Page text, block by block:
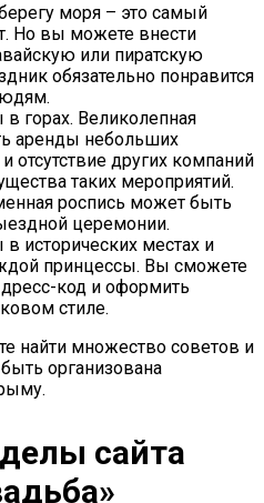
моря – это самый
Но вы можете внести
или пиратскую
обязательно понравится
горах. Великолепная
аренды небольших
отсутствие других компаний
таких мероприятий.
роспись может быть
церемонии.
исторических местах и
принцессы. Вы сможете
код и оформить
стиле.
найти множество советов и
организована
сайта